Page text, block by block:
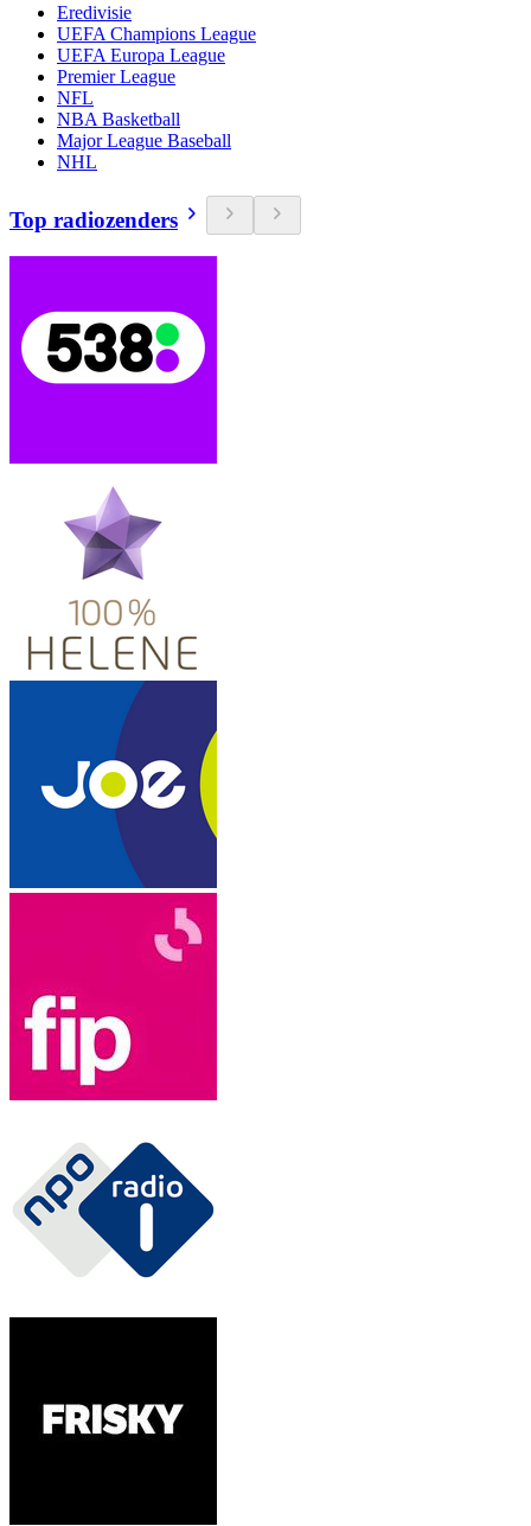
Eredivisie
UEFA Champions League
UEFA Europa League
Premier League
NFL
NBA Basketball
Major League Baseball
NHL
Top radiozenders